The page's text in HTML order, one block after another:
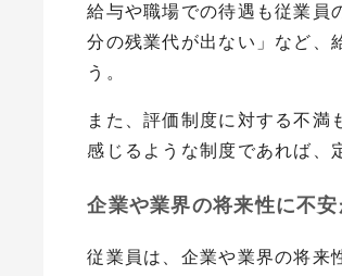
給与や職場での待遇も従業員
分の残業代が出ない」など、
う。
また、評価制度に対する不満
感じるような制度であれば、
企業や業界の将来性に不安
従業員は、企業や業界の将来